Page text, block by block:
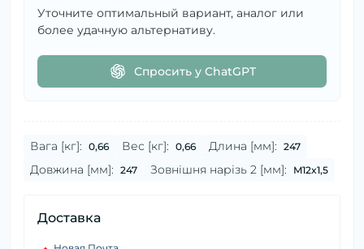
Уточните оптимальный вариант, аналог или
более удачную альтернативу.
Спросить у ChatGPT
Вага [кг]: 0,66 Вес [кг]: 0,66 Длина [мм]: 247
Довжина [мм]: 247 Зовнішня нарізь 2 [мм]: M12x1,5
Доставка